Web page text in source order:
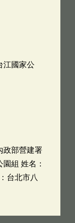
江國家公
政部營建署
組 姓名：
台北市八